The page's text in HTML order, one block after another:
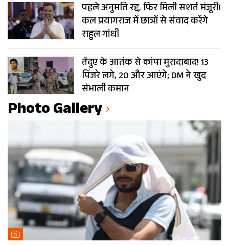
पहले अनुमति रद्द, फिर मिली सशर्त मंजूरी!
कल प्रयागराज में छात्रों से संवाद करेंगे
राहुल गांधी
तेंदुए के आतंक से कांपा मुरादाबाद! 13
पिंजरे लगे, 20 और आएंगे; DM ने खुद
संभाली कमान
Photo Gallery